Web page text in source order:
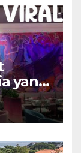
yang